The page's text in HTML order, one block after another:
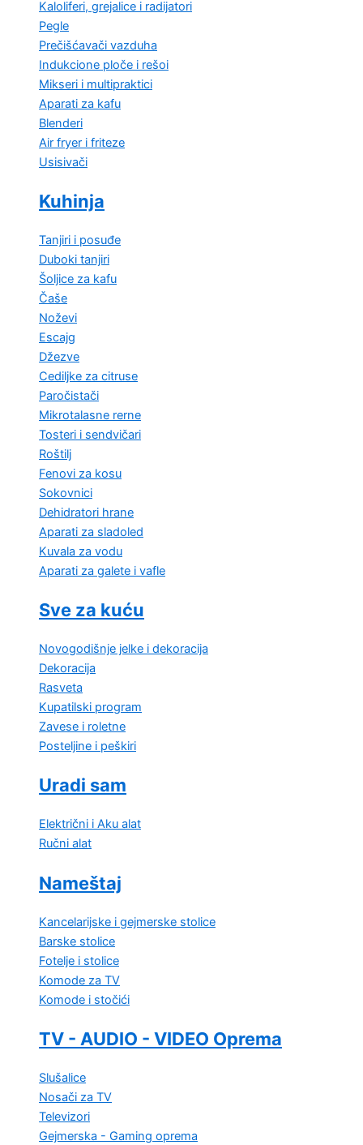
Kaloliferi, grejalice i radijatori
Pegle
Prečišćavači vazduha
Indukcione ploče i rešoi
Mikseri i multipraktici
Aparati za kafu
Blenderi
Air fryer i friteze
Usisivači
Kuhinja
Tanjiri i posuđe
Duboki tanjiri
Šoljice za kafu
Čaše
Noževi
Escajg
Džezve
Cediljke za citruse
Paročistači
Mikrotalasne rerne
Tosteri i sendvičari
Roštilj
Fenovi za kosu
Sokovnici
Dehidratori hrane
Aparati za sladoled
Kuvala za vodu
Aparati za galete i vafle
Sve za kuću
Novogodišnje jelke i dekoracija
Dekoracija
Rasveta
Kupatilski program
Zavese i roletne
Posteljine i peškiri
Uradi sam
Električni i Aku alat
Ručni alat
Nameštaj
Kancelarijske i gejmerske stolice
Barske stolice
Fotelje i stolice
Komode za TV
Komode i stočići
TV - AUDIO - VIDEO Oprema
Slušalice
Nosači za TV
Televizori
Gejmerska - Gaming oprema